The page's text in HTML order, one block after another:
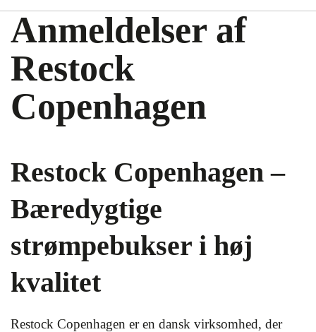
Anmeldelser af
Restock
Copenhagen
Restock Copenhagen –
Bæredygtige
strømpebukser i høj
kvalitet
Restock Copenhagen er en dansk virksomhed, der